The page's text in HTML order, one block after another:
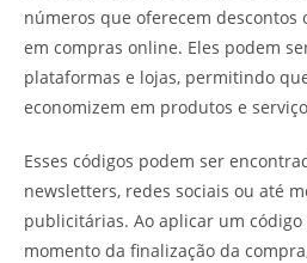
números que oferecem descontos
em compras online. Eles podem
plataformas e lojas, permitindo
economizem em produtos e
Esses códigos podem ser
newsletters, redes sociais ou até
publicitárias. Ao aplicar um
momento da finalização da